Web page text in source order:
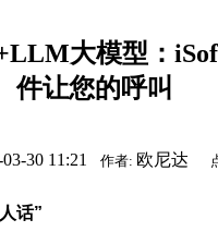
大模型：
件让您的呼叫
03-30 11:21 作者: 欧尼达
话”